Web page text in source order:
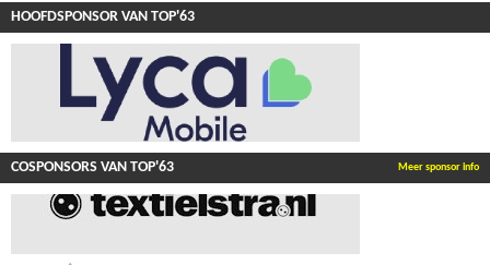
HOOFDSPONSOR VAN TOP'63
COSPONSORS VAN TOP'63 Meer sponsor info